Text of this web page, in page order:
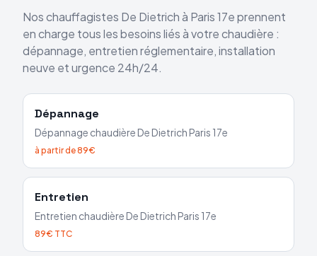
Nos chauffagistes De Dietrichà Paris 17eprennent
en charge tous les besoins liés à votre chaudière :
dépannage, entretien réglementaire, installation
neuve et urgence 24h/24.
Dépannage
Dépannage chaudièreDe DietrichParis 17e
à partir de 89€
Entretien
Entretien chaudièreDe DietrichParis 17e
89€ TTC